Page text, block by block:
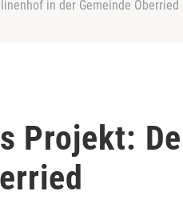
in der Gemeinde Oberried
Projekt: